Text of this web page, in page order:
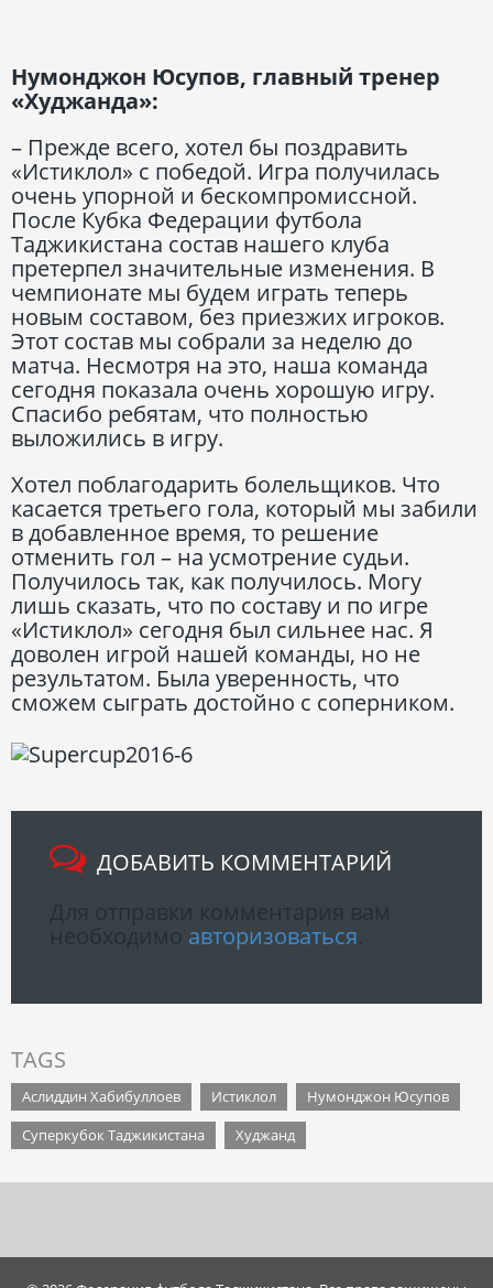
Нумонджон Юсупов, главный тренер
«Худжанда»:
– Прежде всего, хотел бы поздравить
«Истиклол» с победой. Игра получилась
очень упорной и бескомпромиссной.
После Кубка Федерации футбола
Таджикистана состав нашего клуба
претерпел значительные изменения. В
чемпионате мы будем играть теперь
новым составом, без приезжих игроков.
Этот состав мы собрали за неделю до
матча. Несмотря на это, наша команда
сегодня показала очень хорошую игру.
Спасибо ребятам, что полностью
выложились в игру.
Хотел поблагодарить болельщиков. Что
касается третьего гола, который мы забили
в добавленное время, то решение
отменить гол – на усмотрение судьи.
Получилось так, как получилось. Могу
лишь сказать, что по составу и по игре
«Истиклол» сегодня был сильнее нас. Я
доволен игрой нашей команды, но не
результатом. Была уверенность, что
сможем сыграть достойно с соперником.
ДОБАВИТЬ КОММЕНТАРИЙ
авторизоваться
TAGS
Аслиддин Хабибуллоев Истиклол
Нумонджон Юсупов
Суперкубок Таджикистана
Худжанд